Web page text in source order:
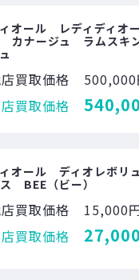
オール レディディオ
カナージュ ラムスキ
買取価格
500,000
買取価格
オール ディオレボリ
BEE（ビー）
買取価格
15,000
買取価格
27,000